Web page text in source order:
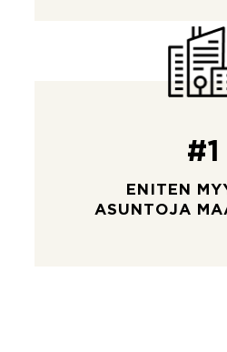
#1
ENITEN
ASUNTOJA